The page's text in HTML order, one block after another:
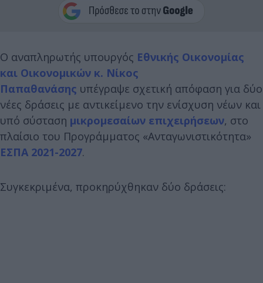
Ο αναπληρωτής υπουργός Εθνικής Οικονομίας
και Οικονομικών κ. Νίκος
Παπαθανάσης υπέγραψε σχετική απόφαση για δύο
νέες δράσεις με αντικείμενο την ενίσχυση νέων και
υπό σύσταση μικρομεσαίων επιχειρήσεων, στο
πλαίσιο του Προγράμματος «Ανταγωνιστικότητα»
ΕΣΠΑ 2021-2027.
Συγκεκριμένα, προκηρύχθηκαν δύο δράσεις: